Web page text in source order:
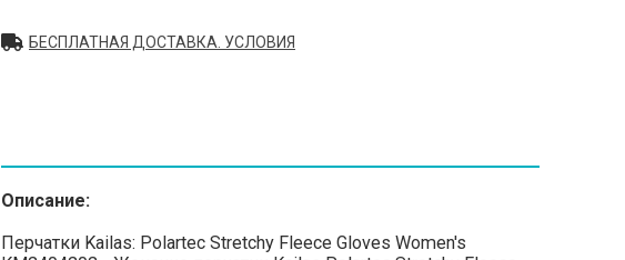
БЕСПЛАТНАЯ ДОСТАВКА. УСЛОВИЯ
Описание:
Перчатки Kailas: Polartec Stretchy Fleece Gloves Women's